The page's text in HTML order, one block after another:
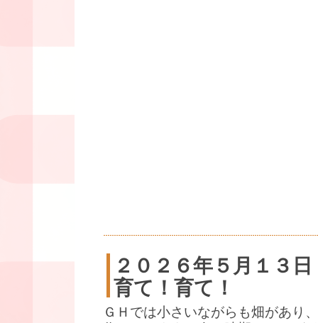
２０２６年５月１３日
育て！育て！
ＧＨでは小さいながらも畑があり